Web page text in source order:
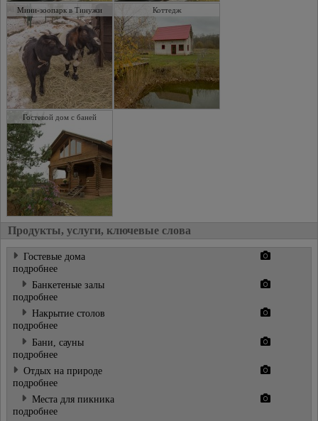
Мини-зоопарк в Тинужи Коттедж
Гостевой дом с баней
Продукты, услуги, ключевые слова
Гостевые дома
подробнее
Банкетeные залы
подробнее
Накрытие столов
подробнее
Бани, сауны
подробнее
Отдых на природе
подробнее
Места для пикника
подробнее